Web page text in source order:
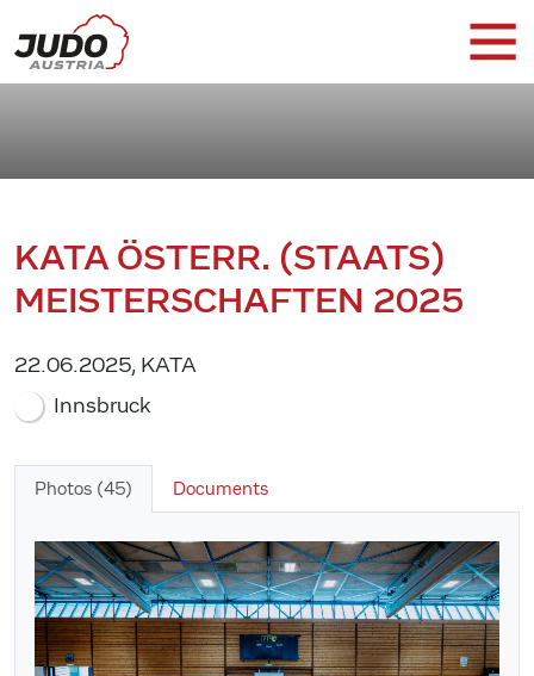
KATA ÖSTERR. (STAATS)
MEISTERSCHAFTEN 2025
22.06.2025, KATA
Innsbruck
Photos (45) Documents